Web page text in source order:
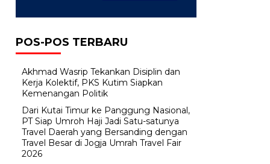
POS-POS TERBARU
Akhmad Wasrip Tekankan Disiplin dan
Kerja Kolektif, PKS Kutim Siapkan
Kemenangan Politik
Dari Kutai Timur ke Panggung Nasional,
PT Siap Umroh Haji Jadi Satu-satunya
Travel Daerah yang Bersanding dengan
Travel Besar di Jogja Umrah Travel Fair
2026